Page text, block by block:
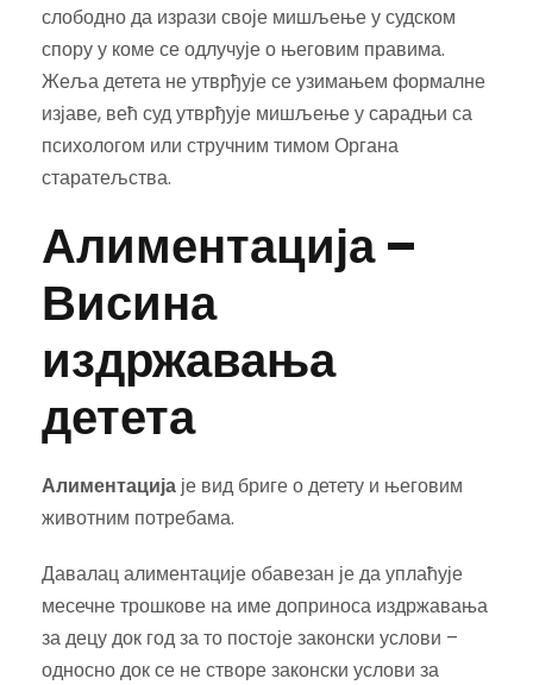
слободно да изрази своје мишљење у судском
спору у коме се одлучује о његовим правима.
Жеља детета не утврђује се узимањем формалне
изјаве, већ суд утврђује мишљење у сарадњи са
психологом или стручним тимом Органа
старатељства.
Алиментација –
Висина
издржавања
детета
Алиментација је вид бриге о детету и његовим
животним потребама.
Давалац алиментације обавезан је да уплаћује
месечне трошкове на име доприноса издржавања
за децу док год за то постоје законски услови –
односно док се не створе законски услови за